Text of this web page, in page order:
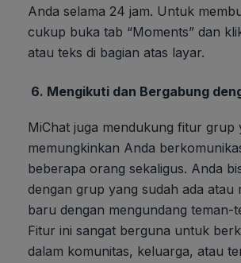
Anda selama 24 jam. Untuk
cukup buka tab “Moments” dan
atau teks di bagian atas layar.
6. Mengikuti dan Bergabung
MiChat juga mendukung fitur grup
memungkinkan Anda
beberapa orang sekaligus. Anda
dengan grup yang sudah ada atau
baru dengan mengundang teman-
Fitur ini sangat berguna untuk
dalam komunitas, keluarga, atau